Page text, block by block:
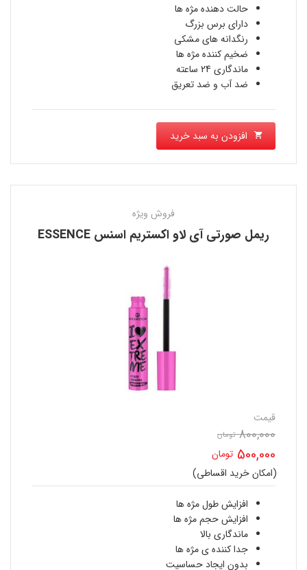
حالت دهنده مژه ها
دارای برس بزرگ
رنگدانه های مشکی
ضخیم کننده مژه ها
ماندگاری 24 ساعته
ضد آب و ضد تعریق
افزودن به سبد خرید
فروش ویژه
ريمل صورتی آی لاو اکستریم اسنس ESSENCE
قیمت
800,000 تومان
اصلی
800,000 تومان
بود.
500,000 تومان
قیمت
فعلی
500,000 تومان
است.
(امکان خرید اقساطی)
افزایش طول مژه ها
افزایش حجم مژه ها
ماندگاری بالا
جدا کننده ی مژه ها
بدون ایجاد حساسیت